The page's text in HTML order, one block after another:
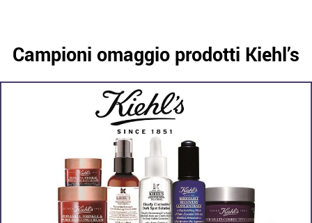
Campioni omaggio prodotti Kiehl’s